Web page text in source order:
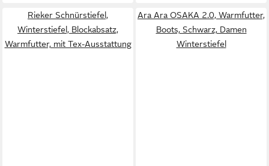
Rieker Schnürstiefel,
Winterstiefel, Blockabsatz,
Warmfutter, mit Tex-Ausstattung
Ara Ara OSAKA 2.0, Warmfutter,
Boots, Schwarz, Damen
Winterstiefel